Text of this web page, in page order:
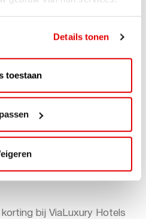
Details tonen
toestaan
20% korting bij
korting bij ViaLuxury Hotels